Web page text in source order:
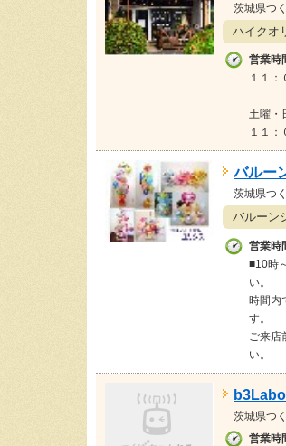
茨城県つ
ハイクオ
営業時
１１：
土曜・
１１：
バルー
茨城県つ
バルーン
営業時
■10時
い。
時間内
す。
ご来店
い。
茨城県つ
営業時